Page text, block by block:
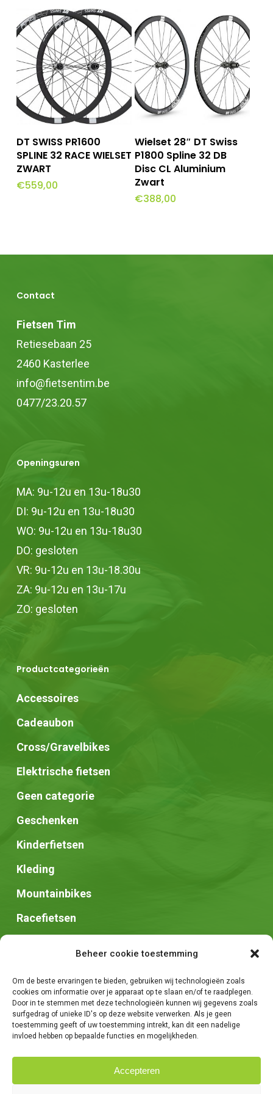
Beheer cookie toestemming
Om de beste ervaringen te bieden, gebruiken wij technologieën zoals
cookies om informatie over je apparaat op te slaan en/of te raadplegen.
Door in te stemmen met deze technologieën kunnen wij gegevens zoals
surfgedrag of unieke ID's op deze website verwerken. Als je geen
toestemming geeft of uw toestemming intrekt, kan dit een nadelige
invloed hebben op bepaalde functies en mogelijkheden.
Accepteren
Toevoegen Aan
Winkelwagen
DT SWISS PR1600
SPLINE 32 RACE WIELSET
ZWART
€559,00
Lees Meer
Wielset 28″ DT Swiss
P1800 Spline 32 DB
Disc CL Aluminium
Zwart
€388,00
Contact
Fietsen Tim
Retiesebaan 25
2460 Kasterlee
info@fietsentim.be
0477/23.20.57
Openingsuren
MA: 9u-12u en 13u-18u30
DI: 9u-12u en 13u-18u30
WO: 9u-12u en 13u-18u30
DO: gesloten
VR: 9u-12u en 13u-18.30u
ZA: 9u-12u en 13u-17u
ZO: gesloten
Productcategorieën
Accessoires
Cadeaubon
Cross/Gravelbikes
Elektrische fietsen
Geen categorie
Geschenken
Kinderfietsen
Kleding
Mountainbikes
Racefietsen
Zadels